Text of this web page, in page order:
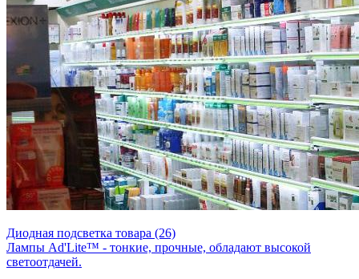
Диодная подсветка товара (26)
Лампы Ad'Lite™ - тонкие, прочные, обладают высокой
светоотдачей.